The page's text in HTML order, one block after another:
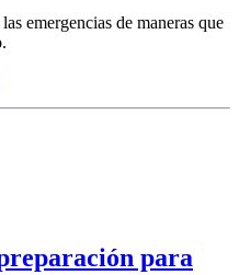
emergencias de maneras que
para